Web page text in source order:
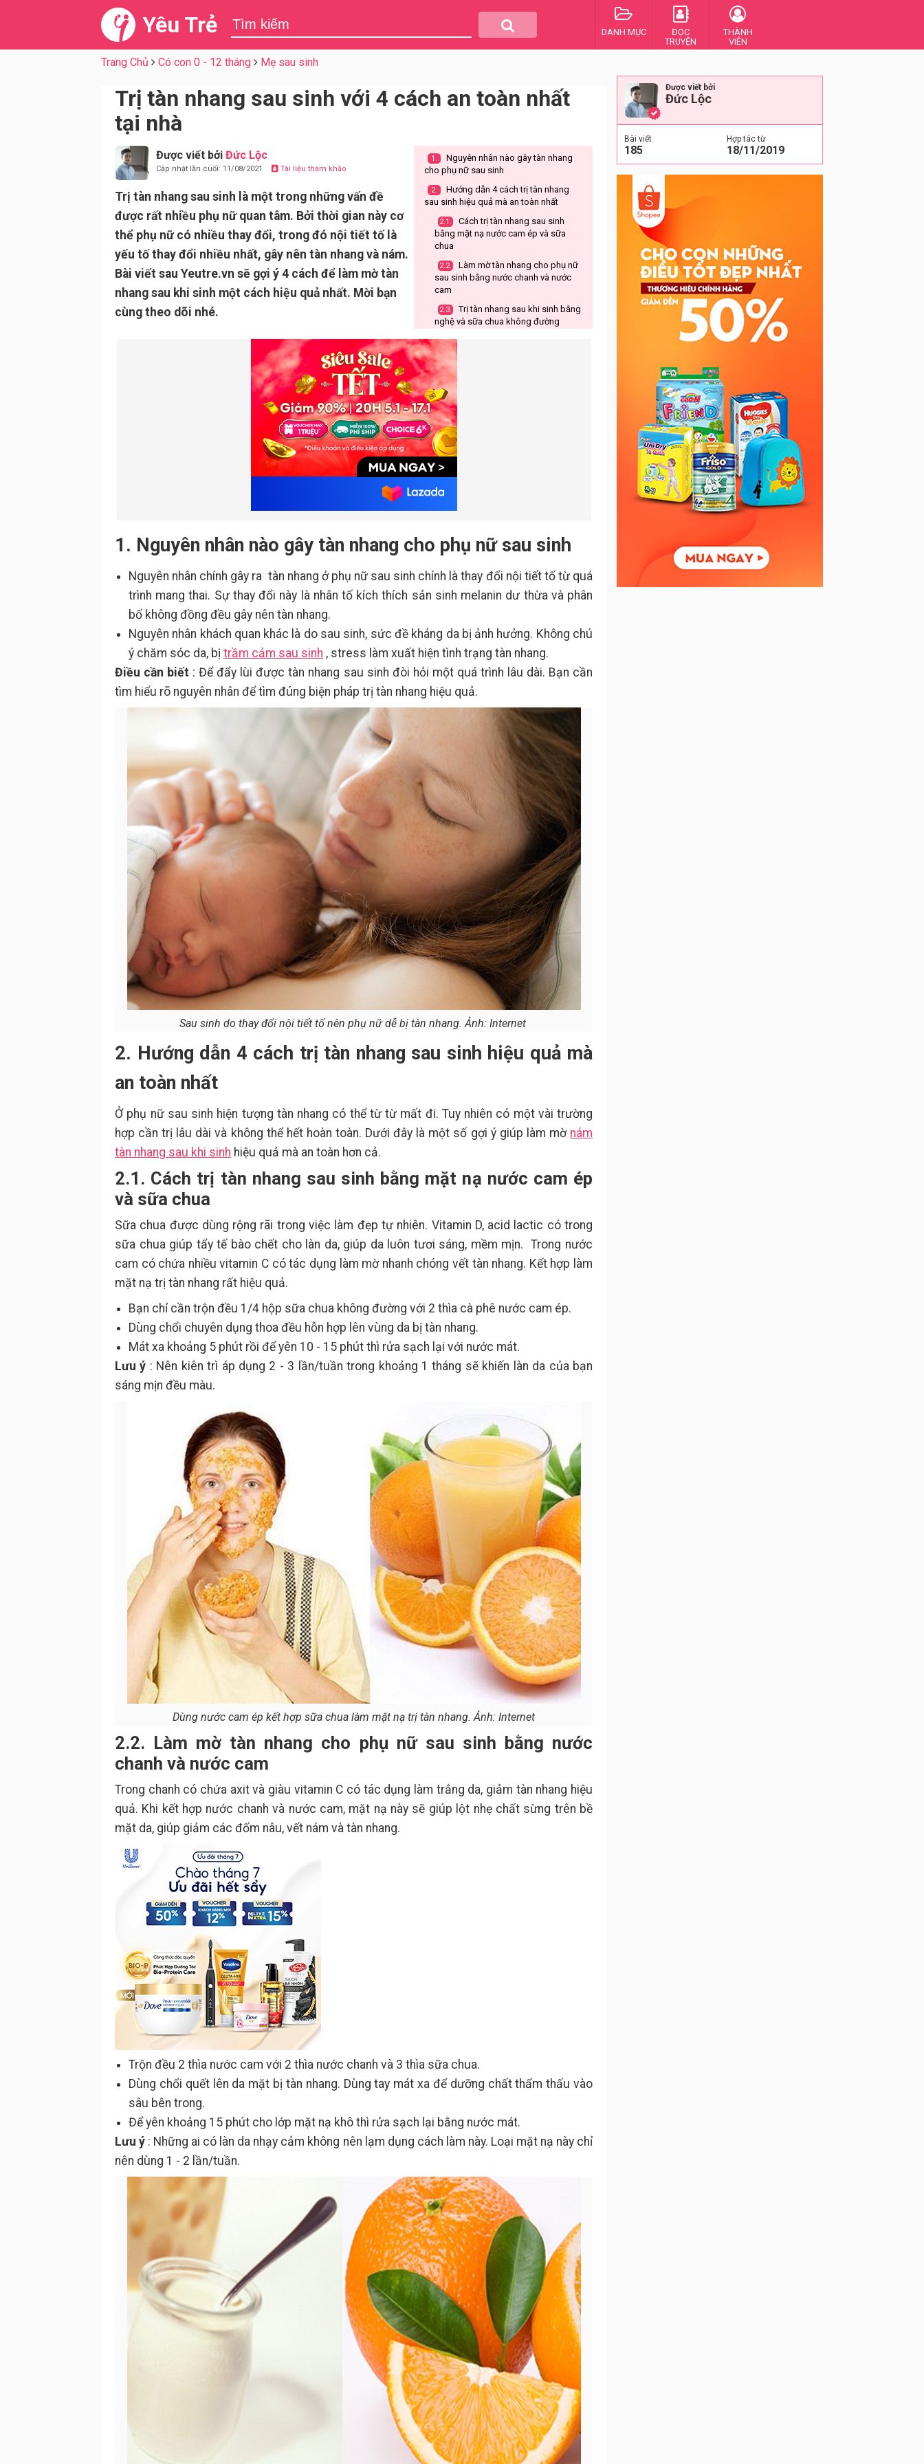
Yêu Trẻ DANH MỤC
ĐỌC
TRUYỆN
THÀNH
VIÊN
Trang Chủ Có con 0 - 12 tháng Mẹ sau sinh
Trị tàn nhang sau sinh với 4 cách an toàn nhất
tại nhà
Được viết bởi Đức Lộc
Cập nhật lần cuối: 11/08/2021 Tài liệu tham khảo
Trị tàn nhang sau sinh là một trong những vấn đề
được rất nhiều phụ nữ quan tâm. Bởi thời gian này cơ
thể phụ nữ có nhiều thay đổi, trong đó nội tiết tố là
yếu tố thay đổi nhiều nhất, gây nên tàn nhang và nám.
Bài viết sau Yeutre.vn sẽ gợi ý 4 cách để làm mờ tàn
nhang sau khi sinh một cách hiệu quả nhất. Mời bạn
cùng theo dõi nhé.
1.
Nguyên nhân nào gây tàn nhang
cho phụ nữ sau sinh
2.
Hướng dẫn 4 cách trị tàn nhang
sau sinh hiệu quả mà an toàn nhất
2.1.
Cách trị tàn nhang sau sinh
bằng mặt nạ nước cam ép và sữa
chua
2.2.
Làm mờ tàn nhang cho phụ nữ
sau sinh bằng nước chanh và nước
cam
2.3.
Trị tàn nhang sau khi sinh bằng
nghệ và sữa chua không đường
2.4. Trị tàn nhang sau sinh bằng tỏi
3.
Biện pháp phòng ngừa tàn nhang
sau sinh
1. Nguyên nhân nào gây tàn nhang cho phụ nữ sau sinh
Nguyên nhân chính gây ra tàn nhang ở phụ nữ sau sinh chính là thay đổi nội tiết tố từ quá
trình mang thai. Sự thay đổi này là nhân tố kích thích sản sinh melanin dư thừa và phân
bố không đồng đều gây nên tàn nhang.
Nguyên nhân khách quan khác là do sau sinh, sức đề kháng da bị ảnh hưởng. Không chú
ý chăm sóc da, bị trầm cảm sau sinh , stress làm xuất hiện tình trạng tàn nhang.
Điều cần biết : Để đẩy lùi được tàn nhang sau sinh đòi hỏi một quá trình lâu dài. Bạn cần
tìm hiểu rõ nguyên nhân để tìm đúng biện pháp trị tàn nhang hiệu quả.
Sau sinh do thay đổi nội tiết tố nên phụ nữ dễ bị tàn nhang. Ảnh: Internet
2. Hướng dẫn 4 cách trị tàn nhang sau sinh hiệu quả mà
an toàn nhất
Ở phụ nữ sau sinh hiện tượng tàn nhang có thể từ từ mất đi. Tuy nhiên có một vài trường
hợp cần trị lâu dài và không thể hết hoàn toàn. Dưới đây là một số gợi ý giúp làm mờ nám
tàn nhang sau khi sinh hiệu quả mà an toàn hơn cả.
2.1. Cách trị tàn nhang sau sinh bằng mặt nạ nước cam ép
và sữa chua
Sữa chua được dùng rộng rãi trong việc làm đẹp tự nhiên. Vitamin D, acid lactic có trong
sữa chua giúp tẩy tế bào chết cho làn da, giúp da luôn tươi sáng, mềm mịn. Trong nước
cam có chứa nhiều vitamin C có tác dụng làm mờ nhanh chóng vết tàn nhang. Kết hợp làm
mặt nạ trị tàn nhang rất hiệu quả.
Bạn chỉ cần trộn đều 1/4 hộp sữa chua không đường với 2 thìa cà phê nước cam ép.
Dùng chổi chuyên dụng thoa đều hỗn hợp lên vùng da bị tàn nhang.
Mát xa khoảng 5 phút rồi để yên 10 - 15 phút thì rửa sạch lại với nước mát.
Lưu ý : Nên kiên trì áp dụng 2 - 3 lần/tuần trong khoảng 1 tháng sẽ khiến làn da của bạn
sáng mịn đều màu.
Dùng nước cam ép kết hợp sữa chua làm mặt nạ trị tàn nhang. Ảnh: Internet
2.2. Làm mờ tàn nhang cho phụ nữ sau sinh bằng nước
chanh và nước cam
Trong chanh có chứa axit và giàu vitamin C có tác dụng làm trắng da, giảm tàn nhang hiệu
quả. Khi kết hợp nước chanh và nước cam, mặt nạ này sẽ giúp lột nhẹ chất sừng trên bề
mặt da, giúp giảm các đốm nâu, vết nám và tàn nhang.
Trộn đều 2 thìa nước cam với 2 thìa nước chanh và 3 thìa sữa chua.
Dùng chổi quết lên da mặt bị tàn nhang. Dùng tay mát xa để dưỡng chất thẩm thấu vào
sâu bên trong.
Để yên khoảng 15 phút cho lớp mặt nạ khô thì rửa sạch lại bằng nước mát.
Lưu ý : Những ai có làn da nhạy cảm không nên lạm dụng cách làm này. Loại mặt nạ này chỉ
nên dùng 1 - 2 lần/tuần.
Được viết bởi
Đức Lộc
Bài viết
185
Hợp tác từ
18/11/2019